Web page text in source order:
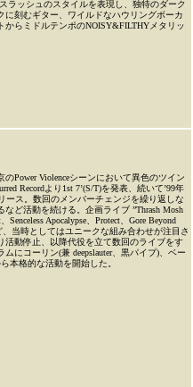
ラッシュのスタイルを表現し、独特のダーク
刻むギター、ワイルドなハウリングボーカ
らミドルテンポのNOISY&FILTHYメタリッ
Power Violenceシーンにおいて異色のツイン
Recordより1st 7’(S/T)を発表、続いて’99年
ース。数回のメンバーチェンジを繰り返しな
ど活動を続ける。企画ライブ ”Thrash Mosh
Apocalypse、Protect、Gore Beyond
、当時としてはユニークな組み合わせが注目さ
活動停止、以降代役を立て数回のライブをす
にコーリン(兼 deepslauter、黒パイプ)、ベー
本格的な活動を開始した。